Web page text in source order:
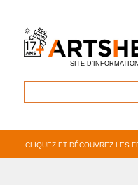
SITE
CLIQUEZ ET DÉCOUVREZ LES